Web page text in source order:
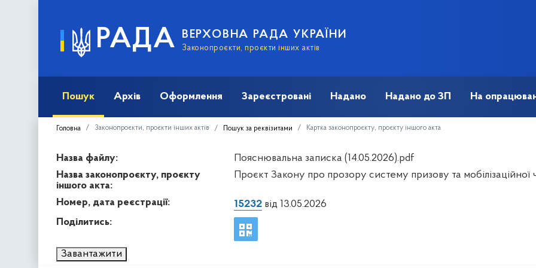
РАДА ВЕРХОВНА РАДА УКРАЇНИ
Законопроєкти, проєкти інших актів
Пошук Архів Оформлення Зареєстровані Надано Надано до ЗП На
Головна Законопроєкти, проєкти інших актів Пошук за реквізитами Картка законопроєкту, проєкту іншого акта
Назва файлу:
Пояснювальна записка (14.05.2026).pdf
Назва законопроєкту, проєкту
іншого акта:
Проєкт Закону про прозору систему призову та мобілізаційної
Номер, дата реєстрації: 15232від 13.05.2026
Поділитись:
Завантажити